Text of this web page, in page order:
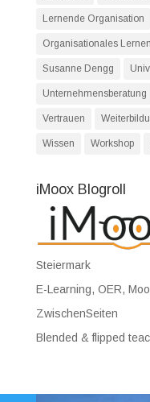
Lernende Organisation
Organisationales Lernen
Susanne Dengg
Unternehmensberatung
Vertrauen
Wissen Workshop
iMoox Blogroll
Steiermark
E-Learning, OER,
ZwischenSeiten
Blended & flipped